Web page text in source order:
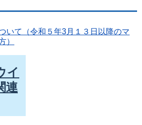
いて（令和５年3月１３日以降のマ
）
イ
連